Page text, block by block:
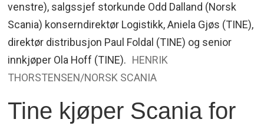
venstre), salgssjef storkunde Odd Dalland (Norsk
Scania) konserndirektør Logistikk, Aniela Gjøs (TINE),
direktør distribusjon Paul Foldal (TINE) og senior
innkjøper Ola Hoff (TINE). HENRIK
THORSTENSEN/NORSK SCANIA
Tine kjøper Scania for